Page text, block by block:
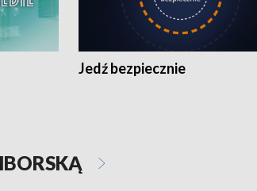
Jedź bezpiecznie